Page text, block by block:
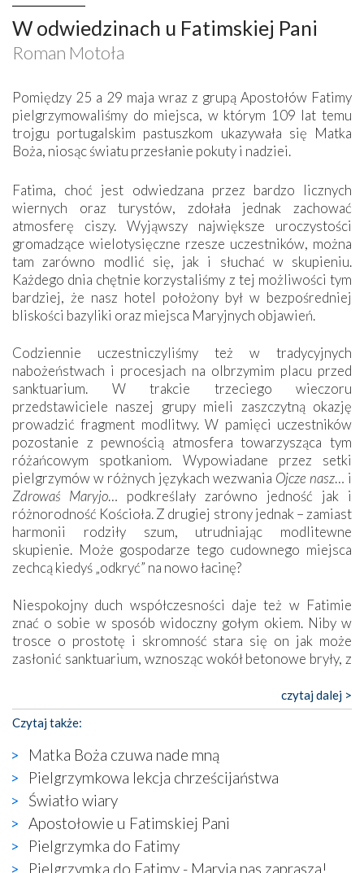
W odwiedzinach u Fatimskiej Pani
Roman Motoła
Pomiędzy 25 a 29 maja wraz z grupą Apostołów Fatimy
pielgrzymowaliśmy do miejsca, w którym 109 lat temu
trojgu portugalskim pastuszkom ukazywała się Matka
Boża, niosąc światu przesłanie pokuty i nadziei.
Fatima, choć jest odwiedzana przez bardzo licznych
wiernych oraz turystów, zdołała jednak zachować
atmosferę ciszy. Wyjąwszy największe uroczystości
gromadzące wielotysięczne rzesze uczestników, można
tam zarówno modlić się, jak i słuchać w skupieniu.
Każdego dnia chętnie korzystaliśmy z tej możliwości tym
bardziej, że nasz hotel położony był w bezpośredniej
bliskości bazyliki oraz miejsca Maryjnych objawień.
Codziennie uczestniczyliśmy też w tradycyjnych
nabożeństwach i procesjach na olbrzymim placu przed
sanktuarium. W trakcie trzeciego wieczoru
przedstawiciele naszej grupy mieli zaszczytną okazję
prowadzić fragment modlitwy. W pamięci uczestników
pozostanie z pewnością atmosfera towarzysząca tym
różańcowym spotkaniom. Wypowiadane przez setki
pielgrzymów w różnych językach wezwania Ojcze nasz… i
Zdrowaś Maryjo… podkreślały zarówno jedność jak i
różnorodność Kościoła. Z drugiej strony jednak – zamiast
harmonii rodziły szum, utrudniając modlitewne
skupienie. Może gospodarze tego cudownego miejsca
zechcą kiedyś „odkryć” na nowo łacinę?
Niespokojny duch współczesności daje też w Fatimie
znać o sobie w sposób widoczny gołym okiem. Niby w
trosce o prostotę i skromność stara się on jak może
zasłonić sanktuarium, wznosząc wokół betonowe bryły, z
katolickiego kultu. Tylko co wspólnego z żywą,
autentyczną wiarą mogą mieć płaskie, szare bunkry albo
kaplice, w których Tabernakulum przypomina bardziej
skrzynkę na narzędzia? Albo co powiedzieć o ustawionym
tuż przy nowej bazylice wielkim krzyżu, na którym
zamiast Chrystusa umieszczono dziwaczną postać jakby
wyjętą ze starożytnych hieroglifów? W kulturowym
kontekście naszych czasów to raczej karykatura niż godny
wizerunek Zbawiciela…
Zatem nawet w bezpośrednim otoczeniu sanktuarium
czytaj dalej >
Czytaj także:
Matka Boża czuwa nade mną
Pielgrzymkowa lekcja chrześcijaństwa
Światło wiary
Apostołowie u Fatimskiej Pani
Pielgrzymka do Fatimy
Pielgrzymka do Fatimy - Maryja nas zaprasza!